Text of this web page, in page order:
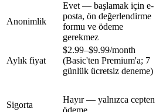
Anonimlik
Evet — başlamak için e-
posta, ön değerlendirme
formu ve ödeme
gerekmez
Aylık fiyat
$2.99–$9.99/month
(Basic'ten Premium'a; 7
günlük ücretsiz deneme)
Sigorta
Hayır — yalnızca cepten